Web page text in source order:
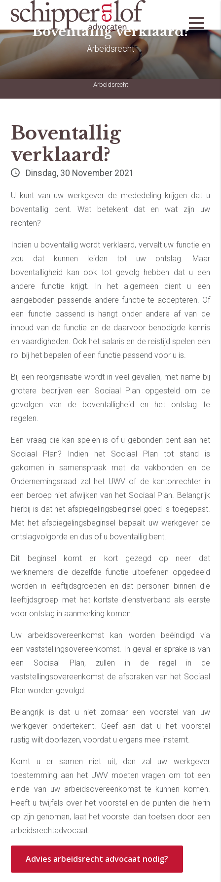
Boventallig verklaard?
Arbeidsrecht
Arbeidsrecht
Boventallig
verklaard?
Dinsdag, 30 November 2021
U kunt van uw werkgever de mededeling krijgen dat u
boventallig bent. Wat betekent dat en wat zijn uw
rechten?
Indien u boventallig wordt verklaard, vervalt uw functie en
zou dat kunnen leiden tot uw ontslag. Maar
boventalligheid kan ook tot gevolg hebben dat u een
andere functie krijgt. In het algemeen dient u een
aangeboden passende andere functie te accepteren. Of
een functie passend is hangt onder andere af van de
inhoud van de functie en de daarvoor benodigde kennis
en vaardigheden. Ook het salaris en de reistijd spelen een
rol bij het bepalen of een functie passend voor u is.
Bij een reorganisatie wordt in veel gevallen, met name bij
grotere bedrijven een Sociaal Plan opgesteld om de
gevolgen van de boventalligheid en het ontslag te
regelen.
Een vraag die kan spelen is of u gebonden bent aan het
Sociaal Plan? Indien het Sociaal Plan tot stand is
gekomen in samenspraak met de vakbonden en de
Ondernemingsraad zal het UWV of de kantonrechter in
een beroep niet afwijken van het Sociaal Plan. Belangrijk
hierbij is dat het afspiegelingsbeginsel goed is toegepast.
Met het afspiegelingsbeginsel bepaalt uw werkgever de
ontslagvolgorde en dus of u boventallig bent.
Dit beginsel komt er kort gezegd op neer dat
werknemers die dezelfde functie uitoefenen opgedeeld
worden in leeftijdsgroepen en dat personen binnen die
leeftijdsgroep met het kortste dienstverband als eerste
voor ontslag in aanmerking komen.
Uw arbeidsovereenkomst kan worden beëindigd via
een vaststellingsovereenkomst. In geval er sprake is van
een Sociaal Plan, zullen in de regel in de
vaststellingsovereenkomst de afspraken van het Sociaal
Plan worden gevolgd.
Belangrijk is dat u niet zomaar een voorstel van uw
werkgever ondertekent. Geef aan dat u het voorstel
rustig wilt doorlezen, voordat u ergens mee instemt.
Komt u er samen niet uit, dan zal uw werkgever
toestemming aan het UWV moeten vragen om tot een
einde van uw arbeidsovereenkomst te kunnen komen.
Heeft u twijfels over het voorstel en de punten die hierin
op zijn genomen, laat het voorstel dan toetsen door een
arbeidsrechtadvocaat.
Advies arbeidsrecht advocaat nodig?